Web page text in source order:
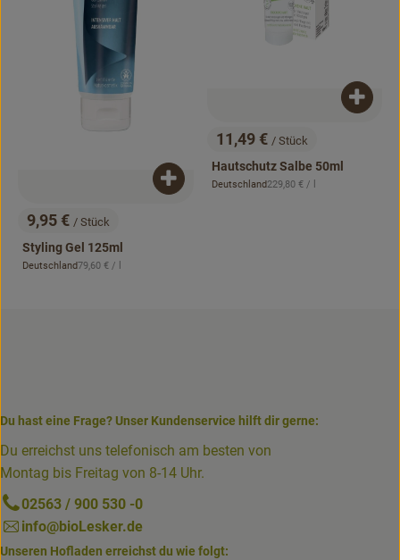
, Preis:
9,95 € / Stück
Styling Gel 125ml
, Herkunft:
Deutschland, Referenzpreis:
79,60 € / l
Produkt zum Warenkorb hinzufügen
, Preis:
11,49 € / Stück
Hautschutz Salbe 50ml
, Herkunft:
Deutschland, Referenzpreis:
229,80 € / l
Du hast eine Frage? Unser Kundenservice hilft dir gerne:
Du erreichst uns telefonisch am besten von
Montag bis Freitag von 8-14 Uhr.
02563 / 900 530 -0
info@bioLesker.de
Unseren Hofladen erreichst du wie folgt: